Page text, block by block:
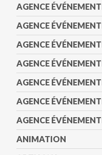
AGENCE
AGENCE
AGENCE
AGENCE
AGENCE
AGENCE
AGENCE
ANIMATION